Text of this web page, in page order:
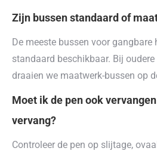
Zijn bussen standaard of
De meeste bussen voor
standaard beschikbaar. Bij
draaien we maatwerk-bussen op
Moet ik de pen ook
vervang?
Controleer de pen op slijtage,